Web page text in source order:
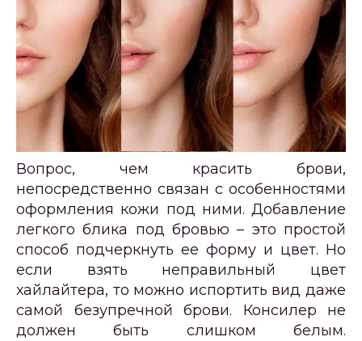
Вопрос, чем красить брови,
непосредственно связан с особенностями
оформления кожи под ними. Добавление
легкого блика под бровью – это простой
способ подчеркнуть ее форму и цвет. Но
если взять неправильный цвет
хайлайтера, то можно испортить вид даже
самой безупречной брови. Консилер не
должен быть слишком белым.